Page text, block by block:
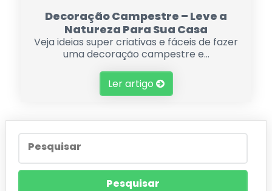
Decoração Campestre – Leve a
Natureza Para Sua Casa
Veja ideias super criativas e fáceis de fazer
uma decoração campestre e...
Ler artigo